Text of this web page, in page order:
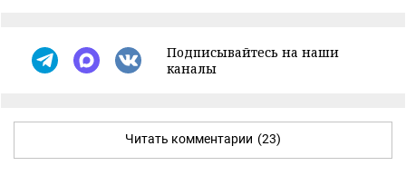
Подписывайтесь на наши
каналы
Читать комментарии (23)